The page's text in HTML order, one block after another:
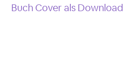
Buch Cover als Download